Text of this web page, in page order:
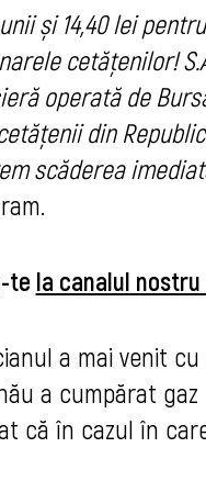
unii și 14,40 lei
cetățenilor!
operată de
din
scăderea
te la canalul nostru
a mai venit
a cumpărat
că în cazul în